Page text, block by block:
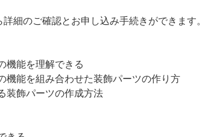
詳細のご確認とお申し込み手続きができます。
機能を理解できる
機能を組み合わせた装飾パーツの作り方
装飾パーツの作成方法